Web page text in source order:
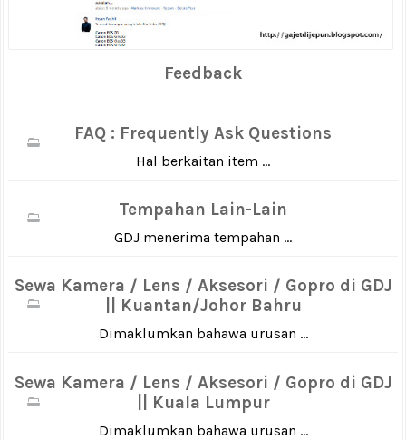
Feedback
FAQ : Frequently Ask Questions
Hal berkaitan item ...
Tempahan Lain-Lain
GDJ menerima tempahan ...
Sewa Kamera / Lens / Aksesori / Gopro di GDJ
|| Kuantan/Johor Bahru
Dimaklumkan bahawa urusan ...
Sewa Kamera / Lens / Aksesori / Gopro di GDJ
|| Kuala Lumpur
Dimaklumkan bahawa urusan ...